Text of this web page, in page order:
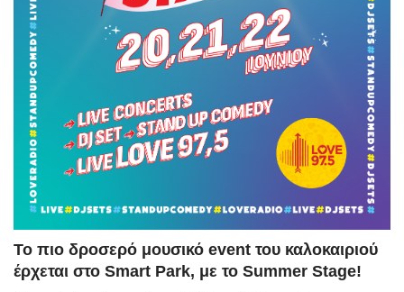
Το πιο δροσερό μουσικό event του καλοκαιριού
έρχεται στο Smart Park, με το Summer Stage!